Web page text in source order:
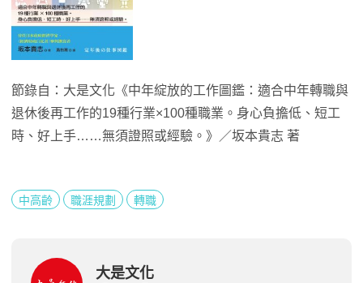
節錄自：大是文化《中年綻放的工作圖鑑：適合中年轉職與
退休後再工作的19種行業×100種職業。身心負擔低、短工
時、好上手……無須證照或經驗。》／坂本貴志 著
中高齡 職涯規劃 轉職
大是文化